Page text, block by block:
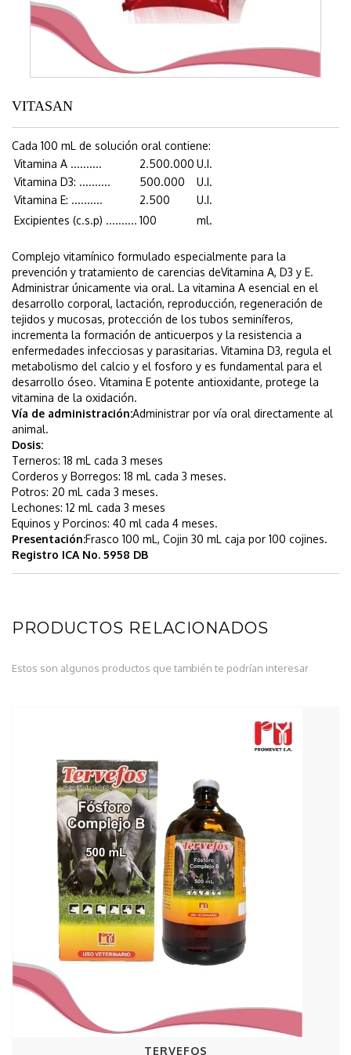
VITASAN
Cada 100 mL de solución oral contiene:
Vitamina A ..........
2.500.000 U.I.
Vitamina D3: ..........
500.000
U.I.
Vitamina E: ..........
2.500
U.I.
Excipientes (c.s.p) .......... 100 ml.
Complejo vitamínico formulado especialmente para la
prevención y tratamiento de carencias deVitamina A, D3 y E.
Administrar únicamente via oral. La vitamina A esencial en el
desarrollo corporal, lactación, reproducción, regeneración de
tejidos y mucosas, protección de los tubos seminíferos,
incrementa la formación de anticuerpos y la resistencia a
enfermedades infecciosas y parasitarias. Vitamina D3, regula el
metabolismo del calcio y el fosforo y es fundamental para el
desarrollo óseo. Vitamina E potente antioxidante, protege la
vitamina de la oxidación.
Vía de administración:Administrar por vía oral directamente al
animal.
Dosis:
Terneros: 18 mL cada 3 meses
Corderos y Borregos: 18 mL cada 3 meses.
Potros: 20 mL cada 3 meses.
Lechones: 12 mL cada 3 meses
Equinos y Porcinos: 40 ml cada 4 meses.
Presentación:Frasco 100 mL, Cojin 30 mL caja por 100 cojines.
Registro ICA No. 5958 DB
PRODUCTOS RELACIONADOS
Estos son algunos productos que también te podrían interesar
TERVEFOS